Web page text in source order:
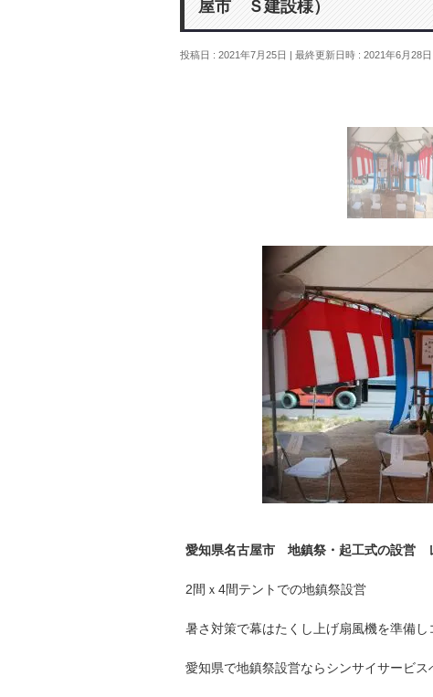
屋市 Ｓ建設様）
投稿日 : 2021年7月25日 最終更新日時 : 2021年6月28日
愛知県名古屋市 地鎮祭・起工式の設営
2間ｘ4間テントでの地鎮祭設営
暑さ対策で幕はたくし上げ扇風機を準備
愛知県で地鎮祭設営ならシンサイサービス